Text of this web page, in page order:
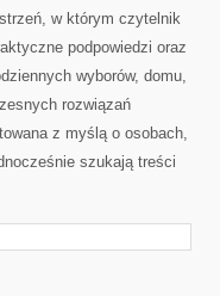
w którym czytelnik
podpowiedzi oraz
wyborów, domu,
rozwiązań
z myślą o osobach,
szukają treści